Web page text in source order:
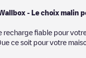
- Le choix
recharge fiable pour
ce soit pour votre